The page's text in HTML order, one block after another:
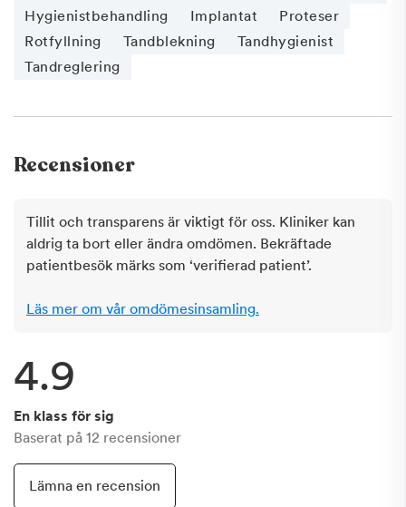
Hygienistbehandling
Implantat
Proteser
Rotfyllning
Tandblekning
Tandhygienist
Tandreglering
Recensioner
Tillit och transparens är viktigt för oss. Kliniker kan
aldrig ta bort eller ändra omdömen. Bekräftade
patientbesök märks som ‘verifierad patient’.
Läs mer om vår omdömesinsamling.
4.9
En klass för sig
Baserat på 12 recensioner
Lämna en recension